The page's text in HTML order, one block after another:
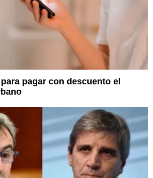
pagar con descuento el